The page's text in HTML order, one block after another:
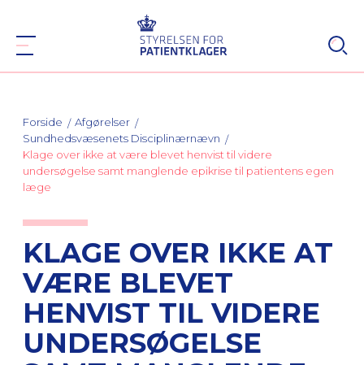
Forside
Afgørelser
Sundhedsvæsenets Disciplinærnævn
Klage over ikke at være blevet henvist til videre
undersøgelse samt manglende epikrise til patientens egen
læge
KLAGE OVER IKKE AT
VÆRE BLEVET
HENVIST TIL VIDERE
UNDERSØGELSE